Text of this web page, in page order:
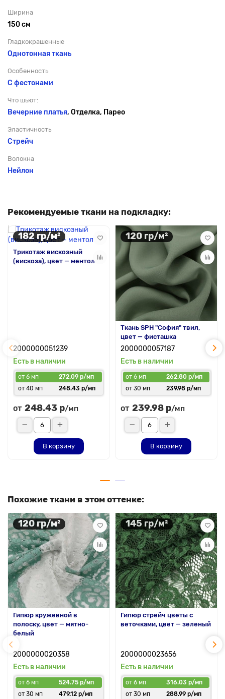
Ширина
150 см
Гладкокрашенные
Однотонная ткань
Особенность
С фестонами
Что шьют:
Вечерние платья, Отделка, Парео
Эластичность
Стрейч
Волокна
Нейлон
Рекомендуемые ткани на подкладку:
182 гр/м²
Трикотаж вискозный
(вискоза), цвет — ментол
2000000051239
Есть в наличии
от 6 мп
272.09 р/мп
от 40 мп
248.43 р/мп
от 248.43 р/мп
В корзину
120 гр/м²
Ткань SPH "София" твил,
цвет — фисташка
2000000057187
Есть в наличии
от 6 мп
262.80 р/мп
от 30 мп
239.98 р/мп
от 239.98 р/мп
В корзину
Похожие ткани в этом оттенке:
120 гр/м²
Гипюр кружевной в
полоску, цвет — мятно-
белый
2000000020358
Есть в наличии
от 6 мп
524.75 р/мп
от 30 мп
479.12 р/мп
145 гр/м²
Гипюр стрейч цветы с
веточками, цвет — зеленый
2000000023656
Есть в наличии
от 6 мп
316.03 р/мп
от 30 мп
288.99 р/мп